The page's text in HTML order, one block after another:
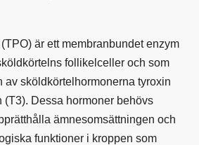
är ett membranbundet enzym
follikelceller och som
av sköldkörtelhormonernatyroxin
(T3). Dessa hormoner behövs
ämnesomsättningen och
funktioner i kroppen som